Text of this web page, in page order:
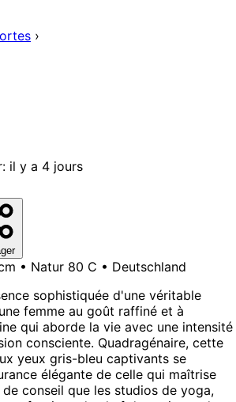
›
il y a 4 jours
• Natur 80 C • Deutschland
sophistiquée d'une véritable
femme au goût raffiné et à
qui aborde la vie avec une intensité
consciente. Quadragénaire, cette
yeux gris-bleu captivants se
élégante de celle qui maîtrise
conseil que les studios de yoga,